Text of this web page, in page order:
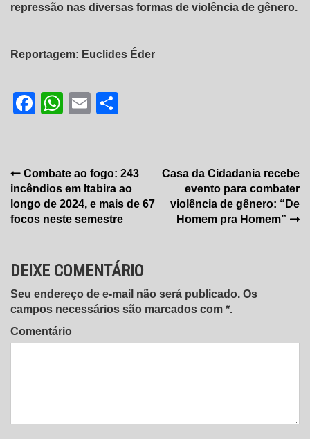
repressão nas diversas formas de violência de gênero.
Reportagem: Euclides Éder
Facebook
WhatsApp
Email
Navegação
de
Post
Combate ao fogo: 243
incêndios em Itabira ao
longo de 2024, e mais de 67
focos neste semestre
Casa da Cidadania recebe
evento para combater
violência de gênero: “De
Homem pra Homem”
DEIXE COMENTÁRIO
Seu endereço de e-mail não será publicado. Os
campos necessários são marcados com *.
Comentário